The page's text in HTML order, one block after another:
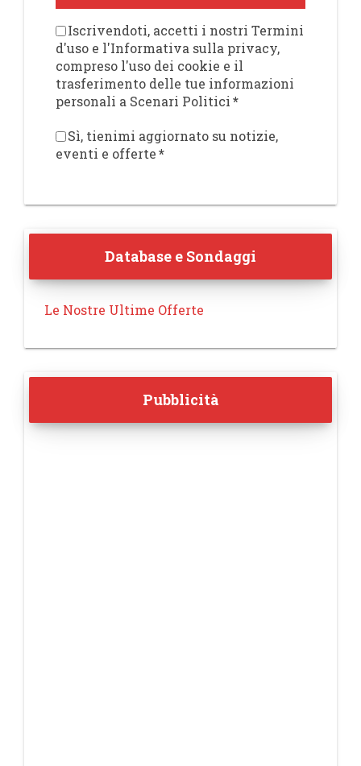
Iscrivendoti, accetti i nostri Termini
d'uso e l'Informativa sulla privacy,
compreso l'uso dei cookie e il
trasferimento delle tue informazioni
personali a Scenari Politici*
Sì, tienimi aggiornato su notizie,
eventi e offerte*
Database e Sondaggi
Le Nostre Ultime Offerte
Pubblicità